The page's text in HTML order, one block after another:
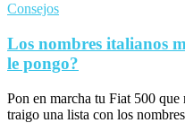
Consejos
Los nombres italianos
le pongo?
Pon en marcha tu Fiat 500
traigo una lista con los